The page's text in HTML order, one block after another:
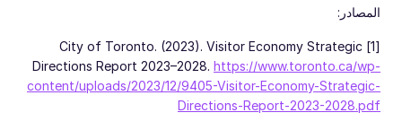
المصادر:
[1] City of Toronto. (2023). Visitor Economy Strategic
Directions Report 2023–2028. https://www.toronto.ca/wp-
content/uploads/2023/12/9405-Visitor-Economy-Strategic-
Directions-Report-2023-2028.pdf